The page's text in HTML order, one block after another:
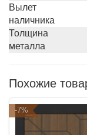
Вылет
наличника
Толщина
металла
Похожие
-7%